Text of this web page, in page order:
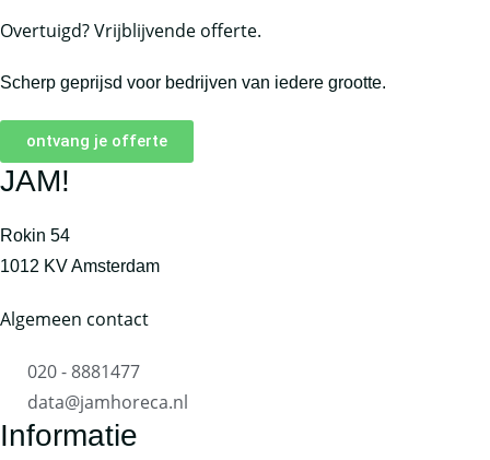
Overtuigd? Vrijblijvende offerte.
Scherp geprijsd voor bedrijven van iedere grootte.
ontvang je offerte
JAM!
Rokin 54
1012 KV Amsterdam
Algemeen contact
020 - 8881477
data@jamhoreca.nl
Informatie